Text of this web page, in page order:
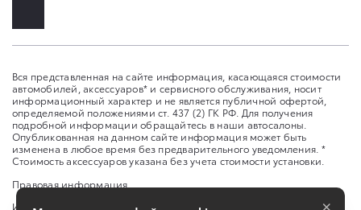
Вся представленная на сайте информация, касающаяся стоимости
автомобилей, аксессуаров* и сервисного обслуживания, носит
информационный характер и не является публичной офертой,
определяемой положениями ст. 437 (2) ГК РФ. Для получения
подробной информации обращайтесь в наши автосалоны.
Опубликованная на данном сайте информация может быть
изменена в любое время без предварительного уведомления. *
Стоимость аксессуаров указана без учета стоимости установки.
Правовая информация
Изменить настройку cookies